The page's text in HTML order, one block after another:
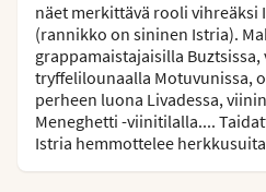
näet merkittävä rooli vihreäksi
(rannikko on sininen Istria).
grappamaistajaisilla
tryffelilounaalla Motuvunissa,
perheen luona Livadessa,
Meneghetti -viinitilalla....
Istria hemmottelee